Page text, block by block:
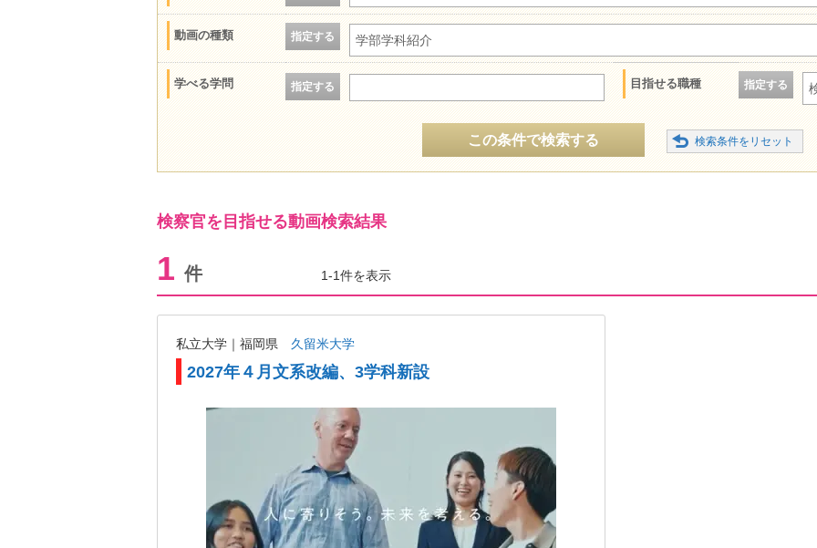
動画の種類 指定する 学部学科紹介
学べる学問 指定する 目指せる職種 指定する
この条件で検索する
検察官を目指せる動画検索結果
1 件 1-1件を表示
私立大学｜福岡県 久留米大学
2027年４月文系改編、3学科新設